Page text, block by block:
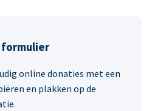
online donaties met een
en plakken op de